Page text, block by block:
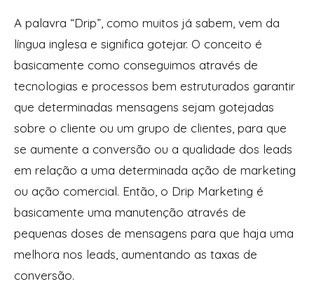
A palavra “Drip”, como muitos já sabem, vem da
língua inglesa e significa gotejar. O conceito é
basicamente como conseguimos através de
tecnologias e processos bem estruturados garantir
que determinadas mensagens sejam gotejadas
sobre o cliente ou um grupo de clientes, para que
se aumente a conversão ou a qualidade dos leads
em relação a uma determinada ação de marketing
ou ação comercial. Então, o Drip Marketing é
basicamente uma manutenção através de
pequenas doses de mensagens para que haja uma
melhora nos leads, aumentando as taxas de
conversão.